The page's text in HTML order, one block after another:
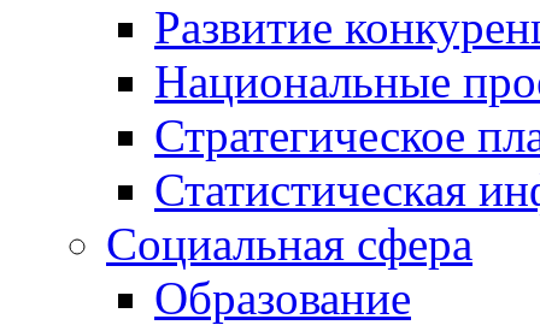
Развитие
Национальные
Стратегическое
Статистическая
Социальная сфера
Образование